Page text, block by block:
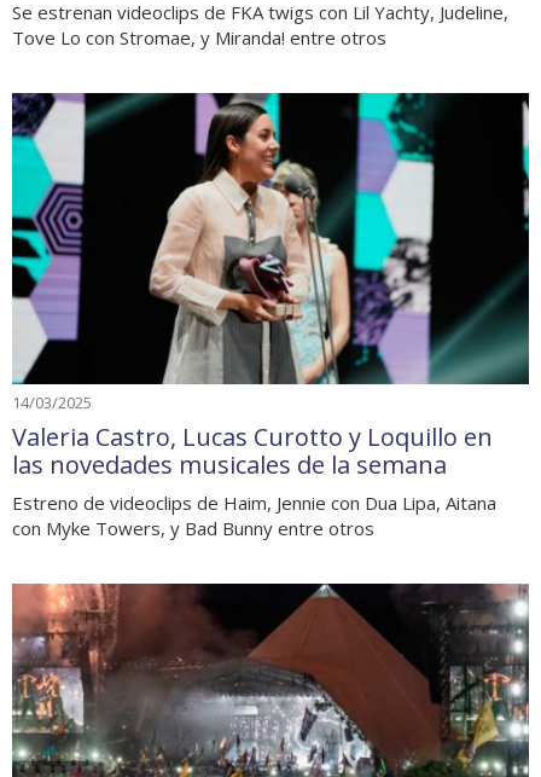
Se estrenan videoclips de FKA twigs con Lil Yachty, Judeline,
Tove Lo con Stromae, y Miranda! entre otros
14/03/2025
Valeria Castro, Lucas Curotto y Loquillo en
las novedades musicales de la semana
Estreno de videoclips de Haim, Jennie con Dua Lipa, Aitana
con Myke Towers, y Bad Bunny entre otros